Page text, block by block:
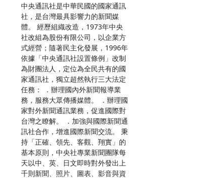
中央通訊社是中華民國的國家通訊
社，是台灣最具影響力的新聞媒
體。 經歷組織改造，1973年中央
社改組為股份有限公司，以企業方
式經營；隨著民主化發展，1996年
依據「中央通訊社設置條例」改制
為財團法人，定位為全民共有的國
家通訊社，獨立超然執行三大法定
任務： ．辦理國內外新聞報導業
務，服務大眾傳播媒體。 ．辦理國
家對外新聞通訊業務，促進國際對
台灣之瞭解。 ．加強與國際新聞通
訊社合作，增進國際新聞交流。 秉
持「正確、領先、客觀、翔實」的
基本原則，中央社專業新聞團隊每
天以中、英、日文即時對外發出上
千則新聞、照片、圖表、影音與資